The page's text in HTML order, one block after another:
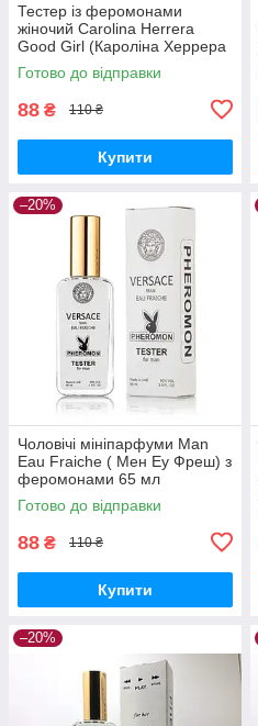
Тестер із феромонами
жіночий Carolina Herrera
Good Girl (Кароліна Херрера
Гуд Герл) 65 мл
Готово до відправки
88 ₴ 110 ₴
Купити
–20%
Чоловічі мініпарфуми Man
Eau Fraiche ( Мен Еу Фреш) з
феромонами 65 мл
Готово до відправки
88 ₴ 110 ₴
Купити
–20%